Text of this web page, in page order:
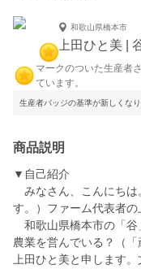
和歌山県橋本市
上田ひと美 |
マークのついた生産者
ています。
生産者バッジの基準が新しくなり
商品説明
▼自己紹介
みなさん、こんにちは
す。）ファーム代表者
和歌山県橋本市の「谷
農業を営んでいる？（
上田ひと美と申します